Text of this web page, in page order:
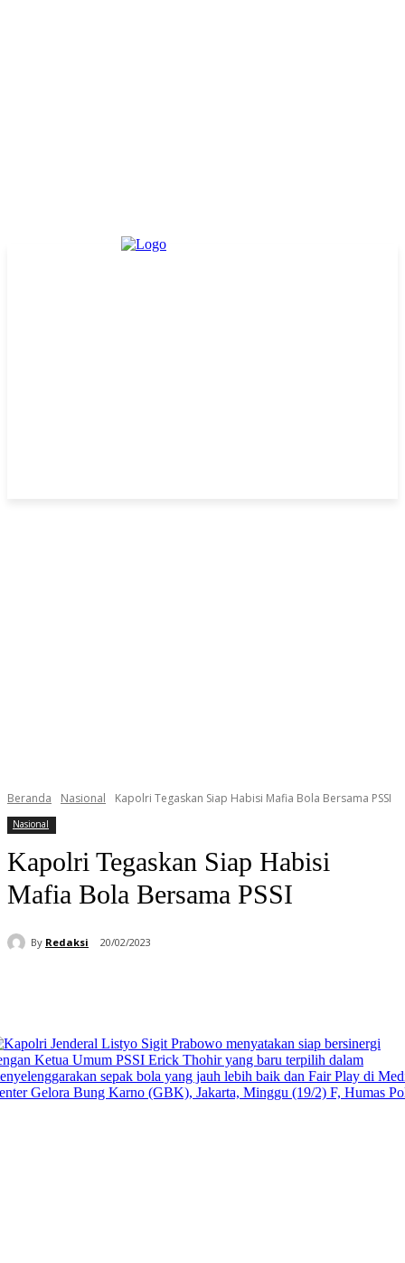
Beranda Nasional Kapolri Tegaskan Siap Habisi Mafia Bola Bersama PSSI
Nasional
Kapolri Tegaskan Siap Habisi
Mafia Bola Bersama PSSI
By Redaksi 20/02/2023